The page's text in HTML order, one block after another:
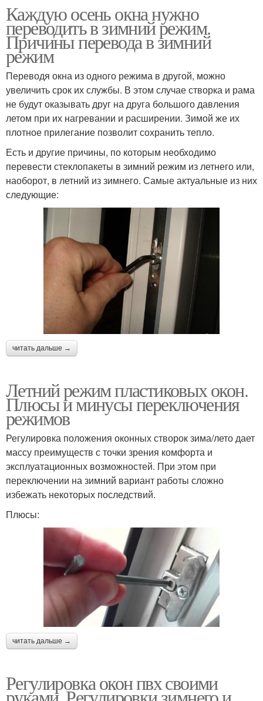
Каждую осень окна нужно
переводить в зимний режим.
Причины перевода в зимний
режим
Переводя окна из одного режима в другой, можно
увеличить срок их службы. В этом случае створка и рама
не будут оказывать друг на друга большого давления
летом при их нагревании и расширении. Зимой же их
плотное прилегание позволит сохранить тепло.
Есть и другие причины, по которым необходимо
перевести стеклопакеты в зимний режим из летнего или,
наоборот, в летний из зимнего. Самые актуальные из них
следующие:
читать дальше →
Летний режим пластиковых окон.
Плюсы и минусы переключения
режимов
Регулировка положения оконных створок зима/лето дает
массу преимуществ с точки зрения комфорта и
эксплуатационных возможностей. При этом при
переключении на зимний вариант работы сложно
избежать некоторых последствий.
Плюсы:
читать дальше →
Регулировка окон пвх своими